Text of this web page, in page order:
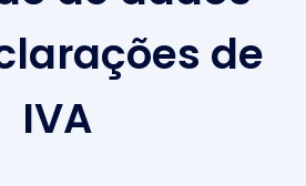
de
IVA